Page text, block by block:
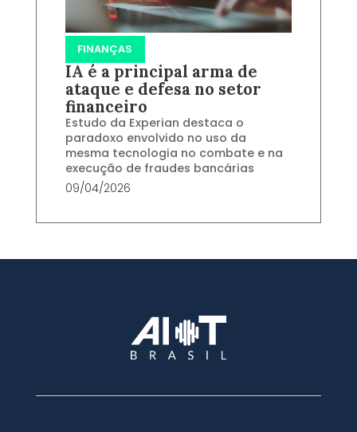
FINANÇAS
IA é a principal arma de
ataque e defesa no setor
financeiro
Estudo da Experian destaca o
paradoxo envolvido no uso da
mesma tecnologia no combate e na
execução de fraudes bancárias
09/04/2026